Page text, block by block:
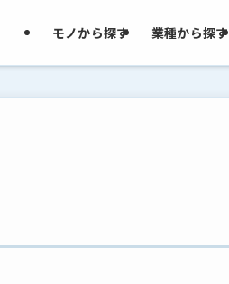
モノから探す 業種から探す